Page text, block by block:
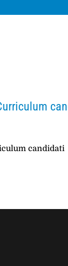
candidati